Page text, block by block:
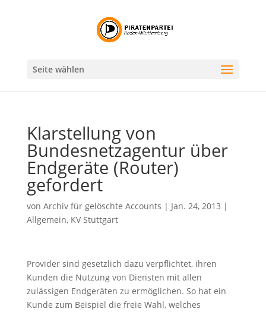
Seite wählen
Klarstellung von
Bundesnetzagentur über
Endgeräte (Router)
gefordert
von Archiv für gelöschte Accounts | Jan. 24, 2013 |
Allgemein, KV Stuttgart
Provider sind gesetzlich dazu verpflichtet, ihren
Kunden die Nutzung von Diensten mit allen
zulässigen Endgeräten zu ermöglichen. So hat ein
Kunde zum Beispiel die freie Wahl, welches